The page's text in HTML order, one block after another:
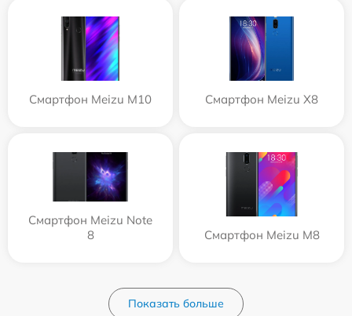
Смартфон Meizu M10 Смартфон Meizu X8
Смартфон Meizu Note
8
Смартфон Meizu M8
Показать больше